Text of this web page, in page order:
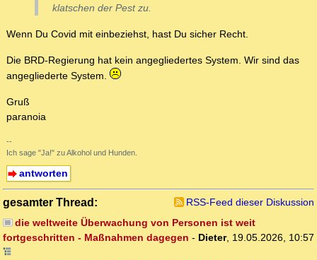
klatschen der Pest zu.
Wenn Du Covid mit einbeziehst, hast Du sicher Recht.
Die BRD-Regierung hat kein angegliedertes System. Wir sind das
angegliederte System.
Gruß
paranoia
--
Ich sage "Ja!" zu Alkohol und Hunden.
antworten
gesamter Thread:
RSS-Feed dieser Diskussion
die weltweite Überwachung von Personen ist weit
fortgeschritten - Maßnahmen dagegen - Dieter, 19.05.2026, 10:57